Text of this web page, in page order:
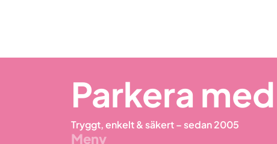
Parkera
Tryggt, enkelt & säkert – sedan 2005
Meny